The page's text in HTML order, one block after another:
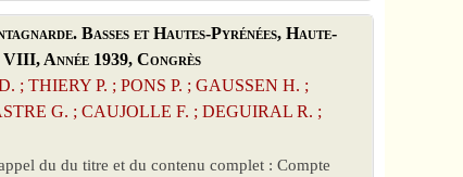
Basses et Hautes-Pyrénées, Haute-
Année 1939, Congrès
; THIERY P. ; PONS P. ; GAUSSEN H. ;
G. ; CAUJOLLE F. ; DEGUIRAL R. ;
du du titre et du contenu complet : Compte